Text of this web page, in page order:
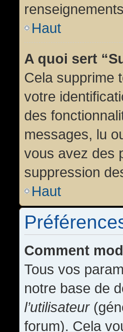
Haut
A quoi sert
Cela supprime
votre
des
messages, lu
vous avez des
suppression
Haut
Comment
Tous vos
notre base de
l’utilisateur
forum). Cela